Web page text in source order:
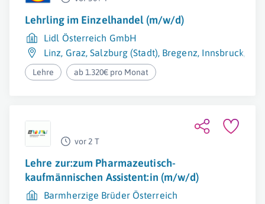
Lehrling im Einzelhandel (m/w/d)
Lidl Österreich GmbH
Linz, Graz,Salzburg (Stadt), Bregenz, Innsbruck,
Lehre ab 1.320€ pro Monat
vor 2 T
Lehre zur:zum Pharmazeutisch-
kaufmännischen Assistent:in (m/w/d)
Barmherzige Brüder Österreich